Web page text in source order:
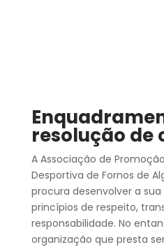
resolução de
A Associação de
Desportiva de Fornos de
procura desenvolver a
princípios de respeito,
responsabilidade. No
organização que presta